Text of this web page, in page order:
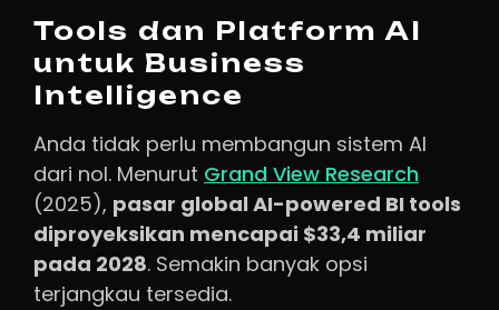
Tools dan Platform AI
untuk Business
Intelligence
Anda tidak perlu membangun sistem AI
dari nol. Menurut Grand View Research
(2025), pasar global AI-powered BI tools
diproyeksikan mencapai $33,4 miliar
pada 2028. Semakin banyak opsi
terjangkau tersedia.